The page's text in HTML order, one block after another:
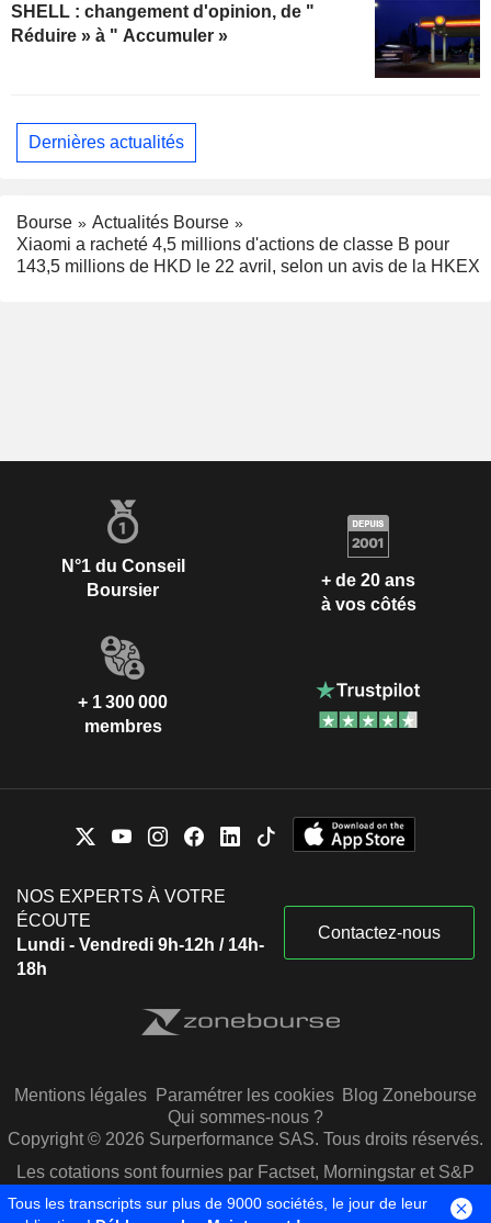
SHELL : changement d'opinion, de "
Réduire » à " Accumuler »
Dernières actualités
Bourse
Actualités Bourse
Xiaomi a racheté 4,5 millions d'actions de classe B pour
143,5 millions de HKD le 22 avril, selon un avis de la HKEX
N°1 du Conseil
Boursier
+ de 20 ans
à vos côtés
+ 1 300 000
membres
NOS EXPERTS À VOTRE
ÉCOUTE
Lundi - Vendredi 9h-12h / 14h-
18h
Contactez-nous
Mentions légales Paramétrer les cookies Blog Zonebourse
Qui sommes-nous ?
Copyright © 2026 Surperformance SAS. Tous droits réservés.
Les cotations sont fournies par Factset, Morningstar et S&P
Capital IQ
Tous les transcripts sur plus de 9000 sociétés, le jour de leur